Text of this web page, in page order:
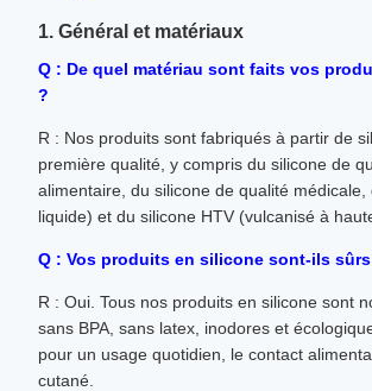
1. Général et matériaux
Q : De quel matériau sont faits vos
?
R : Nos produits sont fabriqués à partir de
première qualité, y compris du silicone de
alimentaire, du silicone de qualité médicale,
liquide) et du silicone HTV (vulcanisé à
Q : Vos produits en silicone sont-ils
R : Oui. Tous nos produits en silicone sont
sans BPA, sans latex, inodores et
pour un usage quotidien, le contact
cutané.